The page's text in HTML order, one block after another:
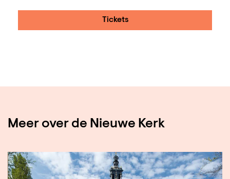
Tickets
Meer over de Nieuwe Kerk